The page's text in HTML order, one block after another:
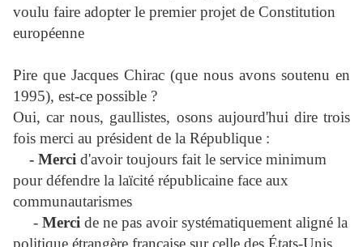
voulu faire adopter le premier projet de Constitution
européenne
Pire que Jacques Chirac (que nous avons soutenu en
1995), est-ce possible ?
Oui, car nous, gaullistes, osons aujourd'hui dire trois
fois merci au président de la République :
- Merci d'avoir toujours fait le service minimum
pour défendre la laïcité républicaine face aux
communautarismes
- Merci de ne pas avoir systématiquement aligné la
politique étrangère française sur celle des États-Unis